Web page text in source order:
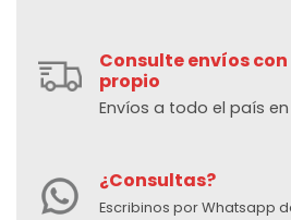
Consulte envíos
propio
Envíos a todo el país
¿Consultas?
Escribinos por Whatsapp